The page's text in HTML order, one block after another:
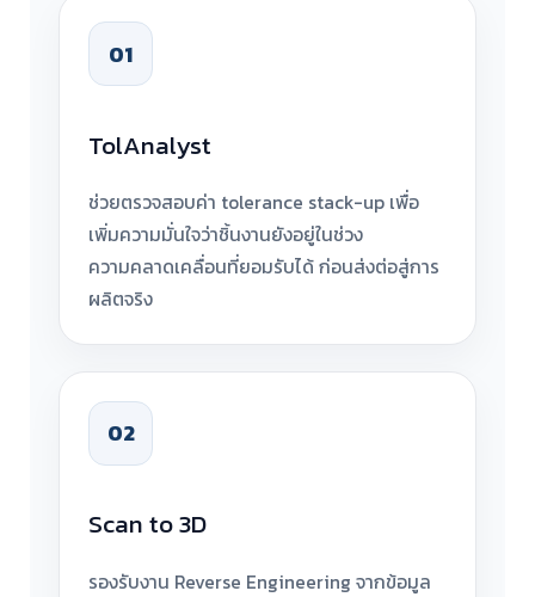
01
TolAnalyst
ช่วยตรวจสอบค่า tolerance stack-up เพื่อ
เพิ่มความมั่นใจว่าชิ้นงานยังอยู่ในช่วง
ความคลาดเคลื่อนที่ยอมรับได้ ก่อนส่งต่อสู่การ
ผลิตจริง
02
Scan to 3D
รองรับงาน Reverse Engineering จากข้อมูล